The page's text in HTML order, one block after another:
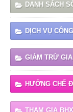
DANH SÁCH
DỊCH VỤ
GIẢM TRỪ GIA
HƯỞNG CHẾ
THAM GIA